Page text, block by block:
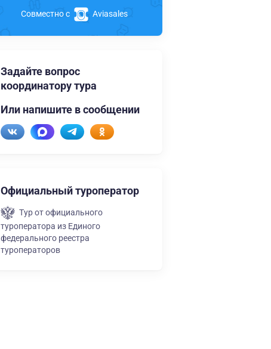
Совместно с Aviasales
Задайте вопрос
координатору тура
Или напишите в сообщении
Официальный туроператор
Тур от официального
туроператора из Единого
федерального реестра
туроператоров